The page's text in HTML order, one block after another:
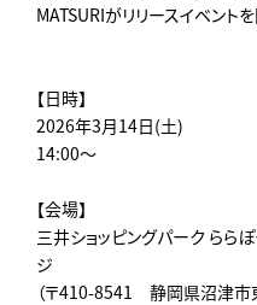
MATSURIがリリースイベント
【日時】
2026年3月14日(土)
14:00～
【会場】
三井ショッピングパーク ら
ジ
（〒410-8541 静岡県沼津市